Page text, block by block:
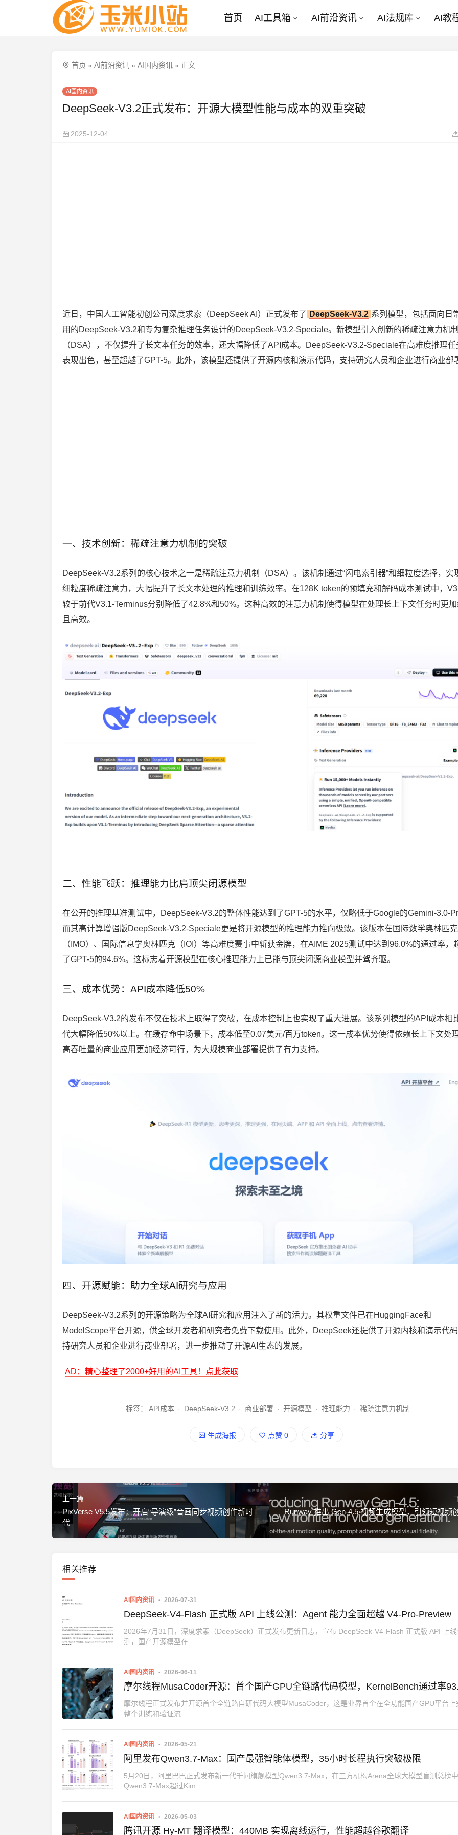
首页 AI工具箱 AI前沿资讯 AI法规库 AI教
首页 » AI前沿资讯 » AI国内资讯 » 正文
AI国内资讯
DeepSeek-V3.2正式发布：开源大模型性能与成本的双重突破
2025-12-04
近日，中国人工智能初创公司深度求索（DeepSeek AI）正式发布了 DeepSeek-V3.2 系列模型，包括面向日
用的DeepSeek-V3.2和专为复杂推理任务设计的DeepSeek-V3.2-Speciale。新模型引入创新的稀疏注意力机
（DSA），不仅提升了长文本任务的效率，还大幅降低了API成本。DeepSeek-V3.2-Speciale在高难度推理任
表现出色，甚至超越了GPT-5。此外，该模型还提供了开源内核和演示代码，支持研究人员和企业进行商业部
一、技术创新：稀疏注意力机制的突破
DeepSeek-V3.2系列的核心技术之一是稀疏注意力机制（DSA）。该机制通过“闪电索引器”和细粒度选择，实
细粒度稀疏注意力，大幅提升了长文本处理的推理和训练效率。在128K token的预填充和解码成本测试中，
较于前代V3.1-Terminus分别降低了42.8%和50%。这种高效的注意力机制使得模型在处理长上下文任务时更
且高效。
二、性能飞跃：推理能力比肩顶尖闭源模型
在公开的推理基准测试中，DeepSeek-V3.2的整体性能达到了GPT-5的水平，仅略低于Google的Gemini-3.0-
而其高计算增强版DeepSeek-V3.2-Speciale更是将开源模型的推理能力推向极致。该版本在国际数学奥林匹克
（IMO）、国际信息学奥林匹克（IOI）等高难度赛事中斩获金牌，在AIME 2025测试中达到96.0%的通过率，
了GPT-5的94.6%。这标志着开源模型在核心推理能力上已能与顶尖闭源商业模型并驾齐驱。
三、成本优势：API成本降低50%
DeepSeek-V3.2的发布不仅在技术上取得了突破，在成本控制上也实现了重大进展。该系列模型的API成本相
代大幅降低50%以上。在缓存命中场景下，成本低至0.07美元/百万token。这一成本优势使得依赖长上下文处
高吞吐量的商业应用更加经济可行，为大规模商业部署提供了有力支持。
四、开源赋能：助力全球AI研究与应用
DeepSeek-V3.2系列的开源策略为全球AI研究和应用注入了新的活力。其权重文件已在HuggingFace和
ModelScope平台开源，供全球开发者和研究者免费下载使用。此外，DeepSeek还提供了开源内核和演示代
持研究人员和企业进行商业部署，进一步推动了开源AI生态的发展。
AD：精心整理了2000+好用的AI工具！点此获取
标签： API成本 · DeepSeek-V3.2 · 商业部署 · 开源模型 · 推理能力 · 稀疏注意力机制
生成海报 点赞 0 分享
上一篇
PixVerse V5.5发布：开启“导演级”音画同步视频创作新时
代
Runway 推出 Gen-4.5 视频生成模型，引领短视频
相关推荐
AI国内资讯 2026-07-31
DeepSeek-V4-Flash 正式版 API 上线公测：Agent 能力全面超越 V4-Pro-Preview
2026年7月31日，深度求索（DeepSeek）正式发布更新日志，宣布 DeepSeek-V4-Flash 正式版 API 上
测，国产开源模型在 ...
AI国内资讯 2026-06-11
摩尔线程MusaCoder开源：首个国产GPU全链路代码模型，KernelBench通过率
摩尔线程正式发布并开源首个全链路自研代码大模型MusaCoder，这是业界首个在全功能国产GPU平台上
整个训练和验证流 ...
AI国内资讯 2026-05-21
阿里发布Qwen3.7-Max：国产最强智能体模型，35小时长程执行突破极限
5月20日，阿里巴巴正式发布新一代千问旗舰模型Qwen3.7-Max，在三方机构Arena全球大模型盲测总榜
Qwen3.7-Max超过Kim ...
AI国内资讯 2026-05-03
腾讯开源 Hy-MT 翻译模型：440MB 实现离线运行，性能超越谷歌翻译